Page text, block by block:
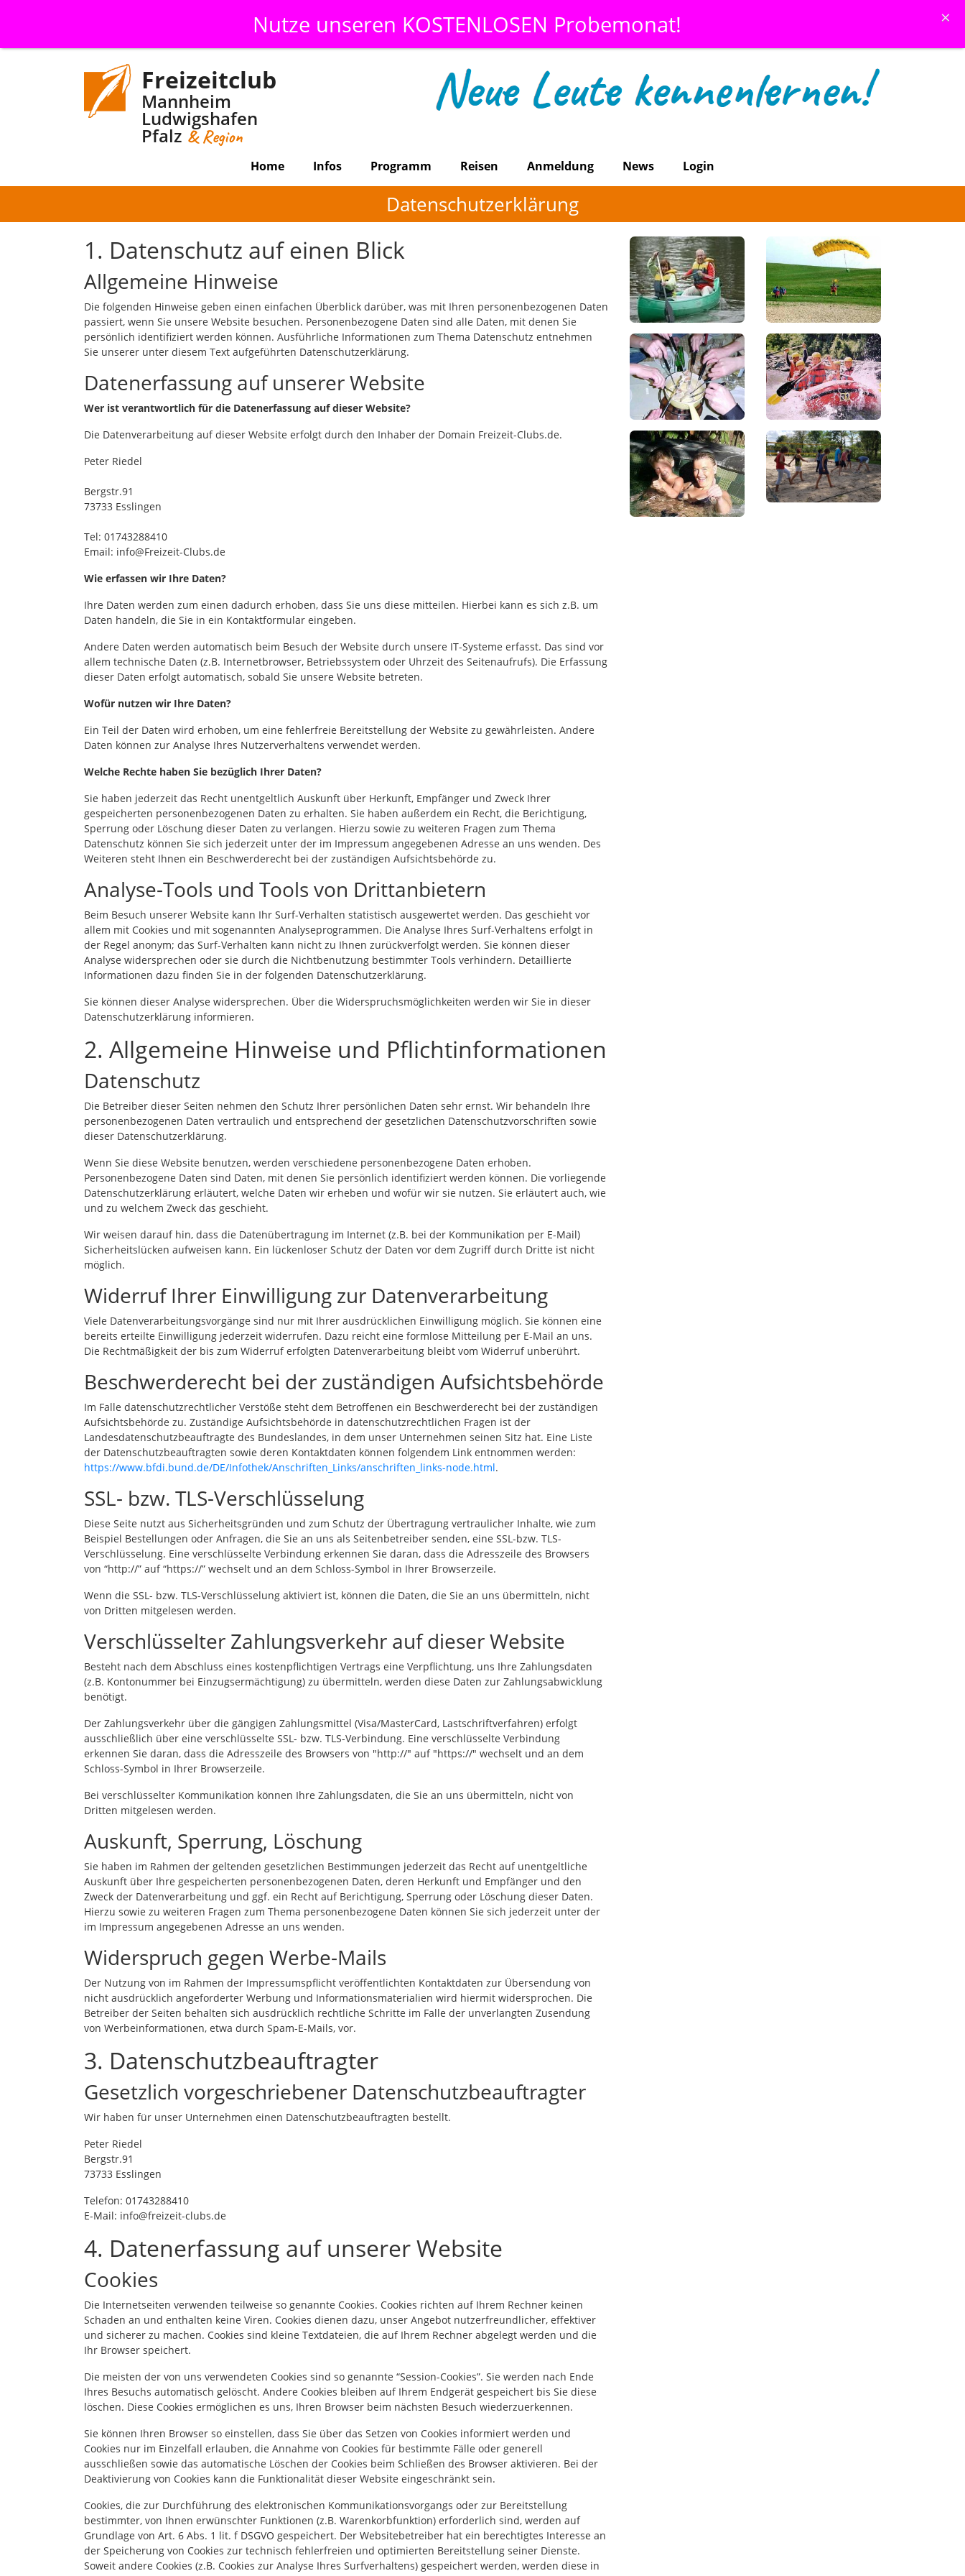
Nutze unseren KOSTENLOSEN Probemonat! ×
Freizeitclub
Mannheim
Ludwigshafen
Pfalz & Region
Home Infos Programm Reisen Anmeldung News Login
Datenschutzerklärung
1. Datenschutz auf einen Blick
Allgemeine Hinweise
Die folgenden Hinweise geben einen einfachen Überblick darüber, was mit Ihren personenbezogenen Daten
passiert, wenn Sie unsere Website besuchen. Personenbezogene Daten sind alle Daten, mit denen Sie
persönlich identifiziert werden können. Ausführliche Informationen zum Thema Datenschutz entnehmen
Sie unserer unter diesem Text aufgeführten Datenschutzerklärung.
Datenerfassung auf unserer Website
Wer ist verantwortlich für die Datenerfassung auf dieser Website?
Die Datenverarbeitung auf dieser Website erfolgt durch den Inhaber der Domain Freizeit-Clubs.de.
Peter Riedel
Bergstr.91
73733 Esslingen
Tel: 01743288410
Email: info@Freizeit-Clubs.de
Wie erfassen wir Ihre Daten?
Ihre Daten werden zum einen dadurch erhoben, dass Sie uns diese mitteilen. Hierbei kann es sich z.B. um
Daten handeln, die Sie in ein Kontaktformular eingeben.
Andere Daten werden automatisch beim Besuch der Website durch unsere IT-Systeme erfasst. Das sind vor
allem technische Daten (z.B. Internetbrowser, Betriebssystem oder Uhrzeit des Seitenaufrufs). Die Erfassung
dieser Daten erfolgt automatisch, sobald Sie unsere Website betreten.
Wofür nutzen wir Ihre Daten?
Ein Teil der Daten wird erhoben, um eine fehlerfreie Bereitstellung der Website zu gewährleisten. Andere
Daten können zur Analyse Ihres Nutzerverhaltens verwendet werden.
Welche Rechte haben Sie bezüglich Ihrer Daten?
Sie haben jederzeit das Recht unentgeltlich Auskunft über Herkunft, Empfänger und Zweck Ihrer
gespeicherten personenbezogenen Daten zu erhalten. Sie haben außerdem ein Recht, die Berichtigung,
Sperrung oder Löschung dieser Daten zu verlangen. Hierzu sowie zu weiteren Fragen zum Thema
Datenschutz können Sie sich jederzeit unter der im Impressum angegebenen Adresse an uns wenden. Des
Weiteren steht Ihnen ein Beschwerderecht bei der zuständigen Aufsichtsbehörde zu.
Analyse-Tools und Tools von Drittanbietern
Beim Besuch unserer Website kann Ihr Surf-Verhalten statistisch ausgewertet werden. Das geschieht vor
allem mit Cookies und mit sogenannten Analyseprogrammen. Die Analyse Ihres Surf-Verhaltens erfolgt in
der Regel anonym; das Surf-Verhalten kann nicht zu Ihnen zurückverfolgt werden. Sie können dieser
Analyse widersprechen oder sie durch die Nichtbenutzung bestimmter Tools verhindern. Detaillierte
Informationen dazu finden Sie in der folgenden Datenschutzerklärung.
Sie können dieser Analyse widersprechen. Über die Widerspruchsmöglichkeiten werden wir Sie in dieser
Datenschutzerklärung informieren.
2. Allgemeine Hinweise und Pflichtinformationen
Datenschutz
Die Betreiber dieser Seiten nehmen den Schutz Ihrer persönlichen Daten sehr ernst. Wir behandeln Ihre
personenbezogenen Daten vertraulich und entsprechend der gesetzlichen Datenschutzvorschriften sowie
dieser Datenschutzerklärung.
Wenn Sie diese Website benutzen, werden verschiedene personenbezogene Daten erhoben.
Personenbezogene Daten sind Daten, mit denen Sie persönlich identifiziert werden können. Die vorliegende
Datenschutzerklärung erläutert, welche Daten wir erheben und wofür wir sie nutzen. Sie erläutert auch, wie
und zu welchem Zweck das geschieht.
Wir weisen darauf hin, dass die Datenübertragung im Internet (z.B. bei der Kommunikation per E-Mail)
Sicherheitslücken aufweisen kann. Ein lückenloser Schutz der Daten vor dem Zugriff durch Dritte ist nicht
möglich.
Widerruf Ihrer Einwilligung zur Datenverarbeitung
Viele Datenverarbeitungsvorgänge sind nur mit Ihrer ausdrücklichen Einwilligung möglich. Sie können eine
bereits erteilte Einwilligung jederzeit widerrufen. Dazu reicht eine formlose Mitteilung per E-Mail an uns.
Die Rechtmäßigkeit der bis zum Widerruf erfolgten Datenverarbeitung bleibt vom Widerruf unberührt.
Beschwerderecht bei der zuständigen Aufsichtsbehörde
Im Falle datenschutzrechtlicher Verstöße steht dem Betroffenen ein Beschwerderecht bei der zuständigen
Aufsichtsbehörde zu. Zuständige Aufsichtsbehörde in datenschutzrechtlichen Fragen ist der
Landesdatenschutzbeauftragte des Bundeslandes, in dem unser Unternehmen seinen Sitz hat. Eine Liste
der Datenschutzbeauftragten sowie deren Kontaktdaten können folgendem Link entnommen werden:
https://www.bfdi.bund.de/DE/Infothek/Anschriften_Links/anschriften_links-node.html.
SSL- bzw. TLS-Verschlüsselung
Diese Seite nutzt aus Sicherheitsgründen und zum Schutz der Übertragung vertraulicher Inhalte, wie zum
Beispiel Bestellungen oder Anfragen, die Sie an uns als Seitenbetreiber senden, eine SSL-bzw. TLS-
Verschlüsselung. Eine verschlüsselte Verbindung erkennen Sie daran, dass die Adresszeile des Browsers
von “http://” auf “https://” wechselt und an dem Schloss-Symbol in Ihrer Browserzeile.
Wenn die SSL- bzw. TLS-Verschlüsselung aktiviert ist, können die Daten, die Sie an uns übermitteln, nicht
von Dritten mitgelesen werden.
Verschlüsselter Zahlungsverkehr auf dieser Website
Besteht nach dem Abschluss eines kostenpflichtigen Vertrags eine Verpflichtung, uns Ihre Zahlungsdaten
(z.B. Kontonummer bei Einzugsermächtigung) zu übermitteln, werden diese Daten zur Zahlungsabwicklung
benötigt.
Der Zahlungsverkehr über die gängigen Zahlungsmittel (Visa/MasterCard, Lastschriftverfahren) erfolgt
ausschließlich über eine verschlüsselte SSL- bzw. TLS-Verbindung. Eine verschlüsselte Verbindung
erkennen Sie daran, dass die Adresszeile des Browsers von "http://" auf "https://" wechselt und an dem
Schloss-Symbol in Ihrer Browserzeile.
Bei verschlüsselter Kommunikation können Ihre Zahlungsdaten, die Sie an uns übermitteln, nicht von
Dritten mitgelesen werden.
Auskunft, Sperrung, Löschung
Sie haben im Rahmen der geltenden gesetzlichen Bestimmungen jederzeit das Recht auf unentgeltliche
Auskunft über Ihre gespeicherten personenbezogenen Daten, deren Herkunft und Empfänger und den
Zweck der Datenverarbeitung und ggf. ein Recht auf Berichtigung, Sperrung oder Löschung dieser Daten.
Hierzu sowie zu weiteren Fragen zum Thema personenbezogene Daten können Sie sich jederzeit unter der
im Impressum angegebenen Adresse an uns wenden.
Widerspruch gegen Werbe-Mails
Der Nutzung von im Rahmen der Impressumspflicht veröffentlichten Kontaktdaten zur Übersendung von
nicht ausdrücklich angeforderter Werbung und Informationsmaterialien wird hiermit widersprochen. Die
Betreiber der Seiten behalten sich ausdrücklich rechtliche Schritte im Falle der unverlangten Zusendung
von Werbeinformationen, etwa durch Spam-E-Mails, vor.
3. Datenschutzbeauftragter
Gesetzlich vorgeschriebener Datenschutzbeauftragter
Wir haben für unser Unternehmen einen Datenschutzbeauftragten bestellt.
Peter Riedel
Bergstr.91
73733 Esslingen
Telefon: 01743288410
E-Mail: info@freizeit-clubs.de
4. Datenerfassung auf unserer Website
Cookies
Die Internetseiten verwenden teilweise so genannte Cookies. Cookies richten auf Ihrem Rechner keinen
Schaden an und enthalten keine Viren. Cookies dienen dazu, unser Angebot nutzerfreundlicher, effektiver
und sicherer zu machen. Cookies sind kleine Textdateien, die auf Ihrem Rechner abgelegt werden und die
Ihr Browser speichert.
Die meisten der von uns verwendeten Cookies sind so genannte “Session-Cookies”. Sie werden nach Ende
Ihres Besuchs automatisch gelöscht. Andere Cookies bleiben auf Ihrem Endgerät gespeichert bis Sie diese
löschen. Diese Cookies ermöglichen es uns, Ihren Browser beim nächsten Besuch wiederzuerkennen.
Sie können Ihren Browser so einstellen, dass Sie über das Setzen von Cookies informiert werden und
Cookies nur im Einzelfall erlauben, die Annahme von Cookies für bestimmte Fälle oder generell
ausschließen sowie das automatische Löschen der Cookies beim Schließen des Browser aktivieren. Bei der
Deaktivierung von Cookies kann die Funktionalität dieser Website eingeschränkt sein.
Cookies, die zur Durchführung des elektronischen Kommunikationsvorgangs oder zur Bereitstellung
bestimmter, von Ihnen erwünschter Funktionen (z.B. Warenkorbfunktion) erforderlich sind, werden auf
Grundlage von Art. 6 Abs. 1 lit. f DSGVO gespeichert. Der Websitebetreiber hat ein berechtigtes Interesse an
der Speicherung von Cookies zur technisch fehlerfreien und optimierten Bereitstellung seiner Dienste.
Soweit andere Cookies (z.B. Cookies zur Analyse Ihres Surfverhaltens) gespeichert werden, werden diese in